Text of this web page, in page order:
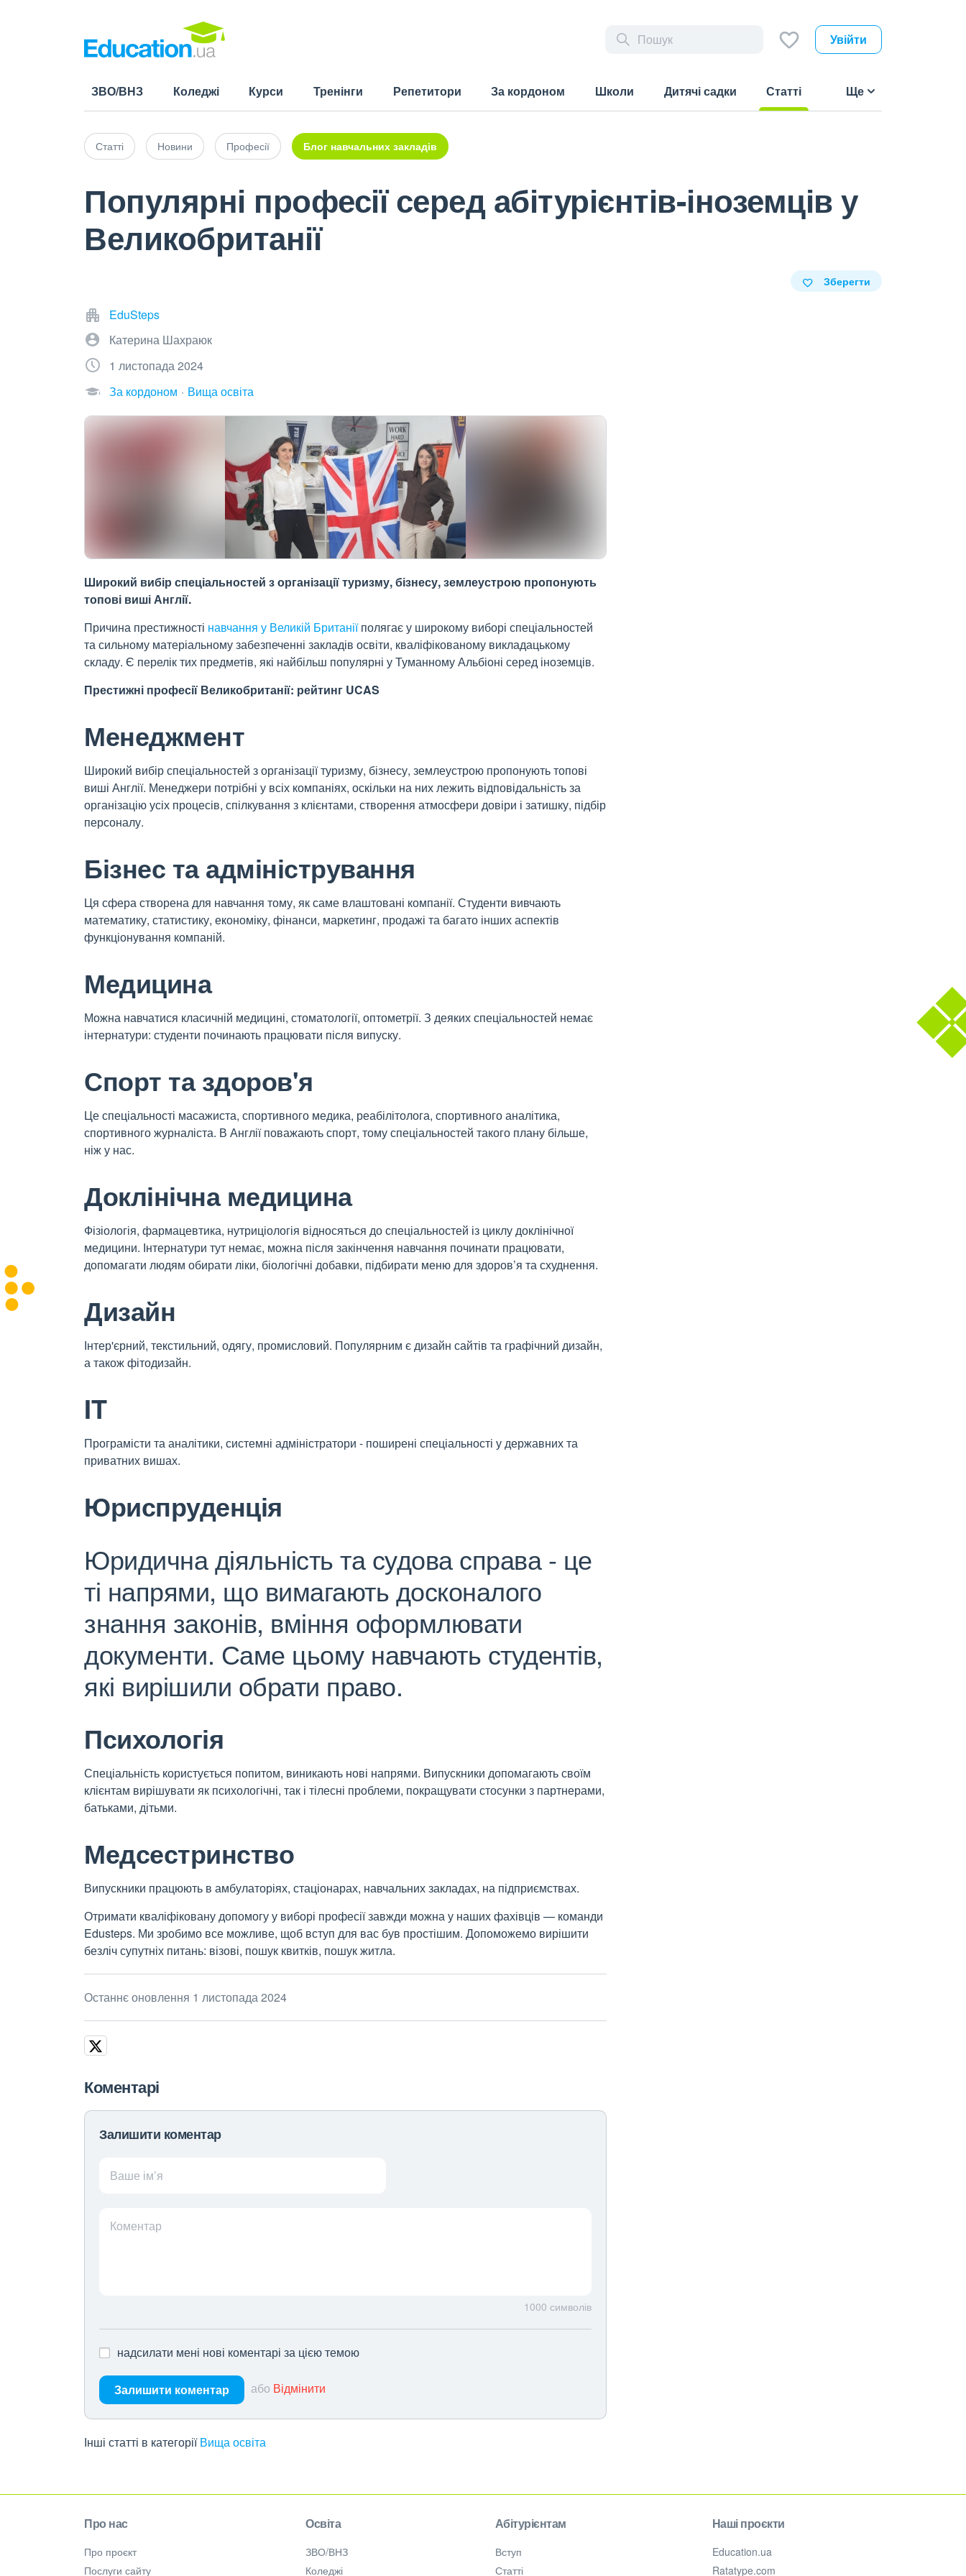
Увійти
ЗВО/ВНЗ Коледжі Курси Тренінги Репетитори За кордоном Школи Дитячі садки
Статті
Ще
Статті Новини Професії Блог навчальних закладів
Популярні професії серед абітурієнтів-іноземців у
Великобританії
Зберегти
EduSteps
Катерина Шахраюк
1 листопада 2024
За кордоном
Вища освіта
Широкий вибір спеціальностей з організації туризму, бізнесу, землеустрою пропонують
топові виші Англії.
Причина престижності навчання у Великій Британіїполягає у широкому виборі спеціальностей
та сильному матеріальному забезпеченні закладів освіти, кваліфікованому викладацькому
складу. Є перелік тих предметів, які найбільш популярні у Туманному Альбіоні серед іноземців.
Престижні професії Великобританії: рейтинг UCAS
Менеджмент
Широкий вибір спеціальностей з організації туризму, бізнесу, землеустрою пропонують топові
виші Англії. Менеджери потрібні у всіх компаніях, оскільки на них лежить відповідальність за
організацію усіх процесів, спілкування з клієнтами, створення атмосфери довіри і затишку, підбір
персоналу.
Бізнес та адміністрування
Ця сфера створена для навчання тому, як саме влаштовані компанії. Студенти вивчають
математику, статистику, економіку, фінанси, маркетинг, продажі та багато інших аспектів
функціонування компаній.
Медицина
Можна навчатися класичній медицині, стоматології, оптометрії. З деяких спеціальностей немає
інтернатури: студенти починають працювати після випуску.
Спорт та здоров'я
Це спеціальності масажиста, спортивного медика, реабілітолога, спортивного аналітика,
спортивного журналіста. В Англії поважають спорт, тому спеціальностей такого плану більше,
ніж у нас.
Доклінічна медицина
Фізіологія, фармацевтика, нутриціологія відносяться до спеціальностей із циклу доклінічної
медицини. Інтернатури тут немає, можна після закінчення навчання починати працювати,
допомагати людям обирати ліки, біологічні добавки, підбирати меню для здоров’я та схуднення.
Дизайн
Інтер'єрний, текстильний, одягу, промисловий. Популярним є дизайн сайтів та графічний дизайн,
а також фітодизайн.
IT
Програмісти та аналітики, системні адміністратори - поширені спеціальності у державних та
приватних вишах.
Юриспруденція
Юридична діяльність та судова справа - це
ті напрями, що вимагають досконалого
знання законів, вміння оформлювати
документи. Саме цьому навчають студентів,
які вирішили обрати право.
Психологія
Спеціальність користується попитом, виникають нові напрями. Випускники допомагають своїм
клієнтам вирішувати як психологічні, так і тілесні проблеми, покращувати стосунки з партнерами,
батьками, дітьми.
Медсестринство
Випускники працюють в амбулаторіях, стаціонарах, навчальних закладах, на підприємствах.
Отримати кваліфіковану допомогу у виборі професії завжди можна у наших фахівців — команди
Edusteps. Ми зробимо все можливе, щоб вступ для вас був простішим. Допоможемо вирішити
безліч супутніх питань: візові, пошук квитків, пошук житла.
Останнє оновлення 1 листопада 2024
Коментарі
Залишити коментар
Ваше ім’я
Коментар
1000 символів
надсилати мені нові коментарі за цією темою
Залишити коментар або Відмінити
Інші статті в категорії Вища освіта
Про нас
Про проєкт
Послуги сайту
Освіта
ЗВО/ВНЗ
Коледжі
Абітурієнтам
Вступ
Статті
Наші проєкти
Education.ua
Ratatype.com